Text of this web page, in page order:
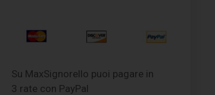
Su MaxSignorello puoi pagare in
3 rate con PayPal